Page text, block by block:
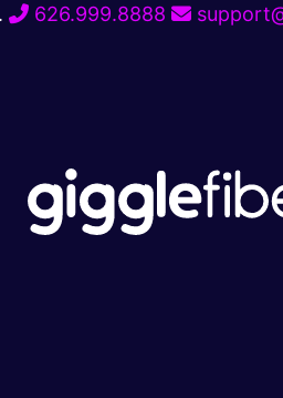
626.999.8888